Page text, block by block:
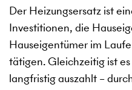
Der Heizungsersatz ist
Investitionen, die
Hauseigentümer im
tätigen. Gleichzeitig ist
langfristig auszahlt –